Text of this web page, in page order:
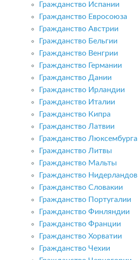
Гражданство Испании
Гражданство Евросоюза
Гражданство Австрии
Гражданство Бельгии
Гражданство Венгрии
Гражданство Германии
Гражданство Дании
Гражданство Ирландии
Гражданство Италии
Гражданство Кипра
Гражданство Латвии
Гражданство Люксембурга
Гражданство Литвы
Гражданство Мальты
Гражданство Нидерландов
Гражданство Словакии
Гражданство Португалии
Гражданство Финляндии
Гражданство Франции
Гражданство Хорватии
Гражданство Чехии